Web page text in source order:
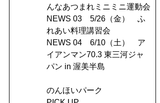
んなあつまれミニミニ運動会
NEWS 03 5/26（金） ふ
れあい料理講習会
NEWS 04 6/10（土） ア
イアンマン70.3 東三河ジャ
パン in 渥美半島
のんほいパーク